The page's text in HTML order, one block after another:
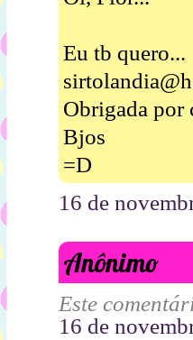
Eu tb quero...
Obrigada por
Bjos
=D
16 de
Anônimo
Este
16 de